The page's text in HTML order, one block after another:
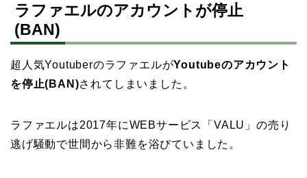
ラファエルのアカウントが停止
(BAN)
超人気YoutuberのラファエルがYoutubeのアカウント
を停止(BAN)されてしまいました。
ラファエルは2017年にWEBサービス「VALU」の売り
逃げ騒動で世間から非難を浴びていました。